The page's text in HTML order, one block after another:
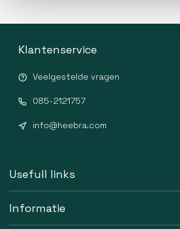
Klantenservice
Veelgestelde vragen
085-2121757
info@heebra.com
Usefull links
Informatie